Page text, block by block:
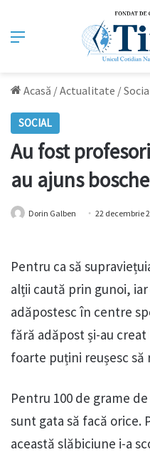
Meniu
Acasă /Actualitate /
SOCIAL
Au fost
au ajuns
Dorin Galben 22 decembrie
Pentru ca să
alții caută prin gunoi,
adăpostesc în centre
fără adăpost și-au
foarte puțini reușesc să
Pentru 100 de grame
sunt gata să facă orice.
această slăbiciune i-a